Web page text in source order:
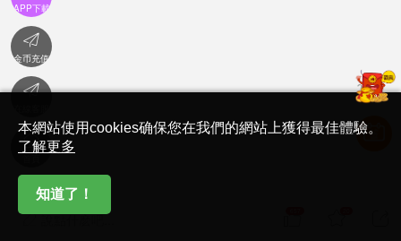
本網站使用cookies确保您在我們的網站上獲得最佳體驗。
了解更多
知道了！
APP下載

金币充值


說點什麽吧...